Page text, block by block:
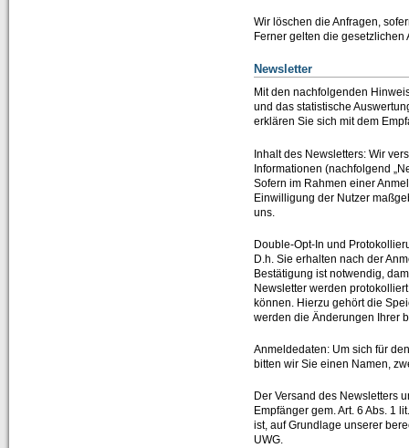
Wir löschen die Anfragen,
Ferner gelten die gesetzlichen
Newsletter
Mit den nachfolgenden
und das statistische
erklären Sie sich mit dem
Inhalt des Newsletters: Wir
Informationen (nachfolgend
Sofern im Rahmen einer
Einwilligung der Nutzer
uns.
Double-Opt-In und
D.h. Sie erhalten nach der
Bestätigung ist notwendig,
Newsletter werden
können. Hierzu gehört die
werden die Änderungen Ihrer
Anmeldedaten: Um sich für
bitten wir Sie einen Namen,
Der Versand des Newsletters
Empfänger gem. Art. 6 Abs. 1
ist, auf Grundlage unserer
UWG.